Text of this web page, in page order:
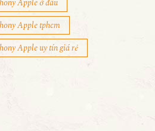
Apple ở đâu
Apple tphcm
Apple uy tín giá rẻ